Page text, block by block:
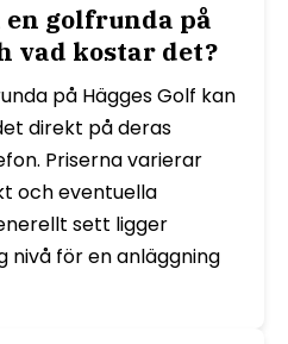
golfrunda på
vad kostar det?
på Hägges Golf kan
direkt på deras
Priserna varierar
och eventuella
sett ligger
nivå för en anläggning